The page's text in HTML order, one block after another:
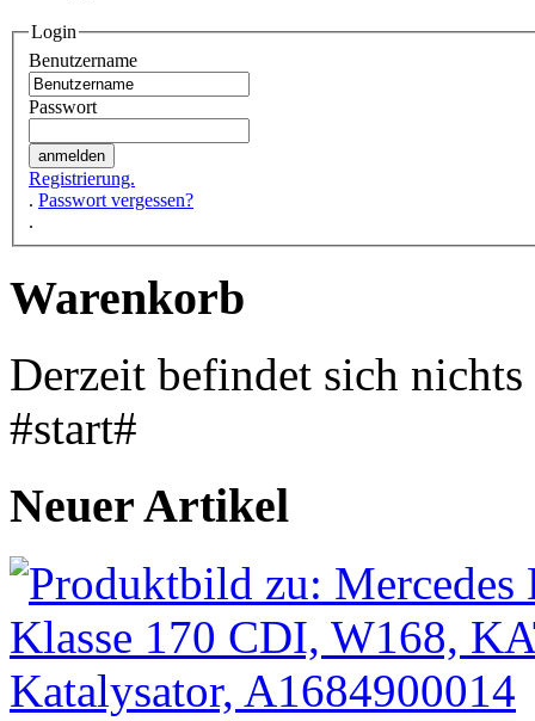
Login
Benutzername
Passwort
Registrierung.
. Passwort vergessen?
.
Warenkorb
Derzeit befindet sich
#start#
Neuer Artikel